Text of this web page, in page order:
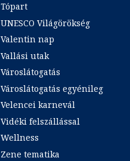
Tópart
UNESCO Világörökség
Valentin nap
Vallási utak
Városlátogatás
Városlátogatás egyénileg
Velencei karnevál
Vidéki felszállással
Wellness
Zene tematika